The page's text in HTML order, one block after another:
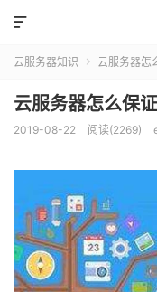

云服务器知识  云服务器怎
云服务器怎么保
2019-08-22 阅读(2269)